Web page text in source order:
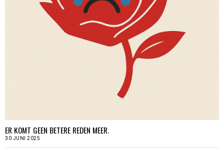
ER KOMT GEEN BETERE REDEN MEER.
30 JUNI 2025